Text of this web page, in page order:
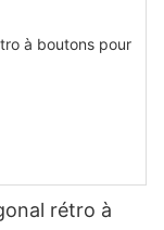
rétro à